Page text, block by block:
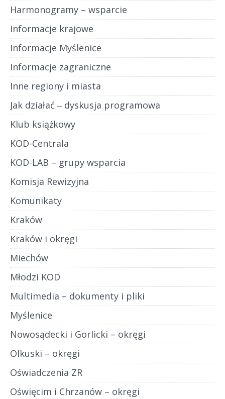
Harmonogramy – wsparcie
Informacje krajowe
Informacje Myślenice
Informacje zagraniczne
Inne regiony i miasta
Jak działać ‒ dyskusja programowa
Klub książkowy
KOD-Centrala
KOD-LAB – grupy wsparcia
Komisja Rewizyjna
Komunikaty
Kraków
Kraków i okręgi
Miechów
Młodzi KOD
Multimedia – dokumenty i pliki
Myślenice
Nowosądecki i Gorlicki – okręgi
Olkuski – okręgi
Oświadczenia ZR
Oświęcim i Chrzanów – okręgi